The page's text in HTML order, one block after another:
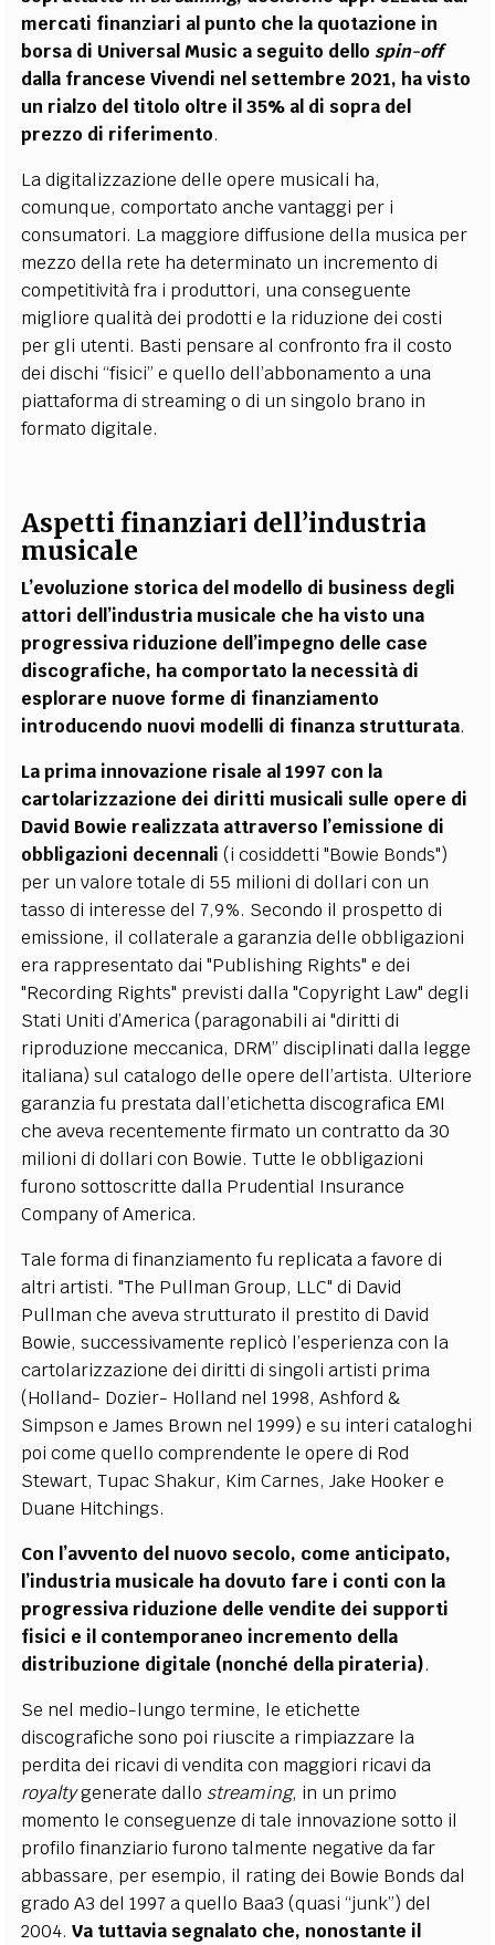
mercati finanziari al punto che la quotazione in
borsa di Universal Music a seguito dello spin-off
dalla francese Vivendi nel settembre 2021, ha visto
un rialzo del titolo oltre il 35% al di sopra del
prezzo di riferimento.
La digitalizzazione delle opere musicali ha,
comunque, comportato anche vantaggi per i
consumatori. La maggiore diffusione della musica per
mezzo della rete ha determinato un incremento di
competitività fra i produttori, una conseguente
migliore qualità dei prodotti e la riduzione dei costi
per gli utenti. Basti pensare al confronto fra il costo
dei dischi “fisici” e quello dell’abbonamento a una
piattaforma di streaming o di un singolo brano in
formato digitale.
Aspetti finanziari dell’industria
musicale
L’evoluzione storica del modello di business degli
attori dell’industria musicale che ha visto una
progressiva riduzione dell’impegno delle case
discografiche, ha comportato la necessità di
esplorare nuove forme di finanziamento
introducendo nuovi modelli di finanza strutturata.
La prima innovazione risale al 1997 con la
cartolarizzazione dei diritti musicali sulle opere di
David Bowie realizzata attraverso l’emissione di
obbligazioni decennali (i cosiddetti "Bowie Bonds")
per un valore totale di 55 milioni di dollari con un
tasso di interesse del 7,9%. Secondo il prospetto di
emissione, il collaterale a garanzia delle obbligazioni
era rappresentato dai "Publishing Rights" e dei
"Recording Rights" previsti dalla "Copyright Law" degli
Stati Uniti d’America (paragonabili ai "diritti di
riproduzione meccanica, DRM” disciplinati dalla legge
italiana) sul catalogo delle opere dell’artista. Ulteriore
garanzia fu prestata dall’etichetta discografica EMI
che aveva recentemente firmato un contratto da 30
milioni di dollari con Bowie. Tutte le obbligazioni
furono sottoscritte dalla Prudential Insurance
Company of America.
Tale forma di finanziamento fu replicata a favore di
altri artisti. "The Pullman Group, LLC" di David
Pullman che aveva strutturato il prestito di David
Bowie, successivamente replicò l’esperienza con la
cartolarizzazione dei diritti di singoli artisti prima
(Holland- Dozier- Holland nel 1998, Ashford &
Simpson e James Brown nel 1999) e su interi cataloghi
poi come quello comprendente le opere di Rod
Stewart, Tupac Shakur, Kim Carnes, Jake Hooker e
Duane Hitchings.
Con l’avvento del nuovo secolo, come anticipato,
l’industria musicale ha dovuto fare i conti con la
progressiva riduzione delle vendite dei supporti
fisici e il contemporaneo incremento della
distribuzione digitale (nonché della pirateria).
Se nel medio-lungo termine, le etichette
discografiche sono poi riuscite a rimpiazzare la
perdita dei ricavi di vendita con maggiori ricavi da
royaltygenerate dallo streaming, in un primo
momento le conseguenze di tale innovazione sotto il
profilo finanziario furono talmente negative da far
abbassare, per esempio, il rating dei Bowie Bonds dal
grado A3 del 1997 a quello Baa3 (quasi “junk”) del
2004.Va tuttavia segnalato che, nonostante il